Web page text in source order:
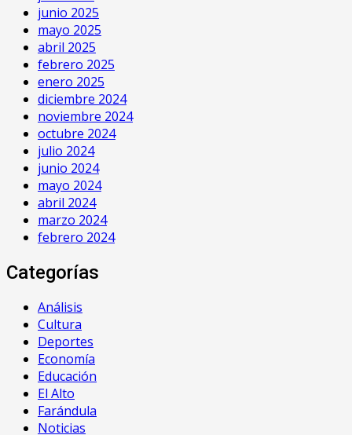
junio 2025
mayo 2025
abril 2025
febrero 2025
enero 2025
diciembre 2024
noviembre 2024
octubre 2024
julio 2024
junio 2024
mayo 2024
abril 2024
marzo 2024
febrero 2024
Categorías
Análisis
Cultura
Deportes
Economía
Educación
El Alto
Farándula
Noticias